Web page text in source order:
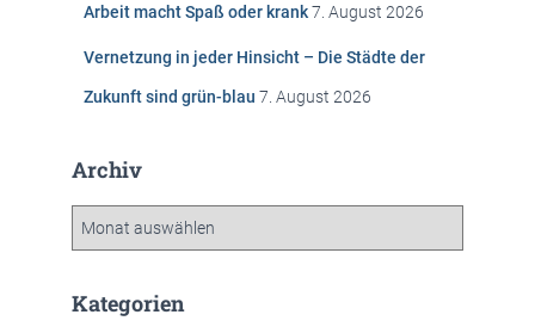
Arbeit macht Spaß oder krank7. August 2026
Vernetzung in jeder Hinsicht – Die Städte der
Zukunft sind grün-blau 7. August 2026
Archiv
h
Kategorien